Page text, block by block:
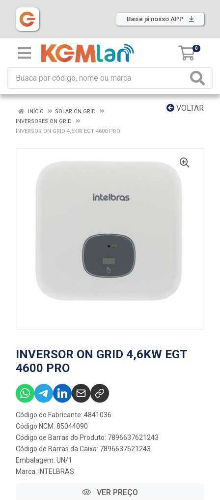
Baixe já nosso APP
0
VOLTAR
INÍCIO
SOLAR ON GRID
INVERSORES ON GRID
INVERSOR ON GRID 4,6KW EGT 4600 PRO
INVERSOR ON GRID 4,6KW EGT
4600 PRO
Código do Fabricante: 4841036
Código NCM: 85044090
Código de Barras do Produto: 7896637621243
Código de Barras da Caixa: 7896637621243
Embalagem: UN/1
Marca: INTELBRAS
VER PREÇO